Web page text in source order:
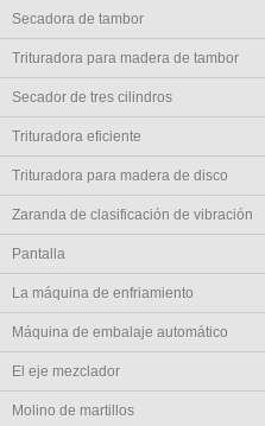
Secadora de tambor
Trituradora para madera de tambor
Secador de tres cilindros
Trituradora eficiente
Trituradora para madera de disco
Zaranda de clasificación de vibración
Pantalla
La máquina de enfriamiento
Máquina de embalaje automático
El eje mezclador
Molino de martillos